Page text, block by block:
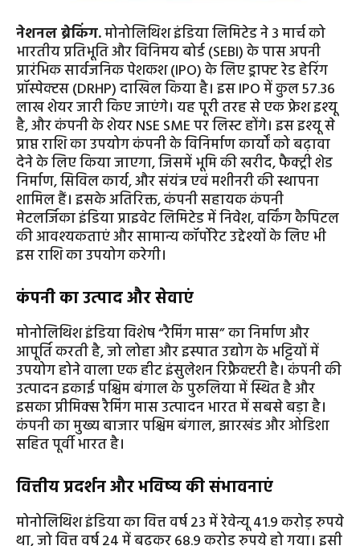
नेशनल ब्रेकिंग.मोनोलिथिश इंडिया लिमिटेड ने 3 मार्च को
भारतीय प्रतिभूति और विनिमय बोर्ड (SEBI) के पास अपनी
प्रारंभिक सार्वजनिक पेशकश (IPO) के लिए ड्राफ्ट रेड हेरिंग
प्रॉस्पेक्टस (DRHP) दाखिल किया है। इस IPO में कुल 57.36
लाख शेयर जारी किए जाएंगे। यह पूरी तरह से एक फ्रेश इश्यू
है, और कंपनी के शेयर NSE SME पर लिस्ट होंगे। इस इश्यू से
प्राप्त राशि का उपयोग कंपनी के विनिर्माण कार्यों को बढ़ावा
देने के लिए किया जाएगा, जिसमें भूमि की खरीद, फैक्ट्री शेड
निर्माण, सिविल कार्य, और संयंत्र एवं मशीनरी की स्थापना
शामिल हैं। इसके अतिरिक्त, कंपनी सहायक कंपनी
मेटलर्जिका इंडिया प्राइवेट लिमिटेड में निवेश, वर्किंग कैपिटल
की आवश्यकताएं और सामान्य कॉर्पोरेट उद्देश्यों के लिए भी
इस राशि का उपयोग करेगी।
कंपनी का उत्पाद और सेवाएं
मोनोलिथिश इंडिया विशेष “रैमिंग मास” का निर्माण और
आपूर्ति करती है, जो लोहा और इस्पात उद्योग के भट्टियों में
उपयोग होने वाला एक हीट इंसुलेशन रिफ्रैक्टरी है। कंपनी की
उत्पादन इकाई पश्चिम बंगाल के पुरुलिया में स्थित है और
इसका प्रीमिक्स रैमिंग मास उत्पादन भारत में सबसे बड़ा है।
कंपनी का मुख्य बाजार पश्चिम बंगाल, झारखंड और ओडिशा
सहित पूर्वी भारत है।
वित्तीय प्रदर्शन और भविष्य की संभावनाएं
मोनोलिथिश इंडिया का वित्त वर्ष 23 में रेवेन्यू 41.9 करोड़ रुपये